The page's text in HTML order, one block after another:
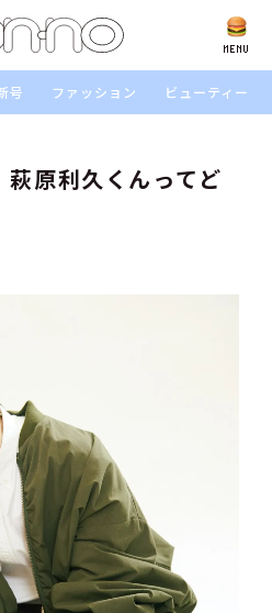
MENU
SEARCH
号 ファッション ビューティー
萩原利久くんってど